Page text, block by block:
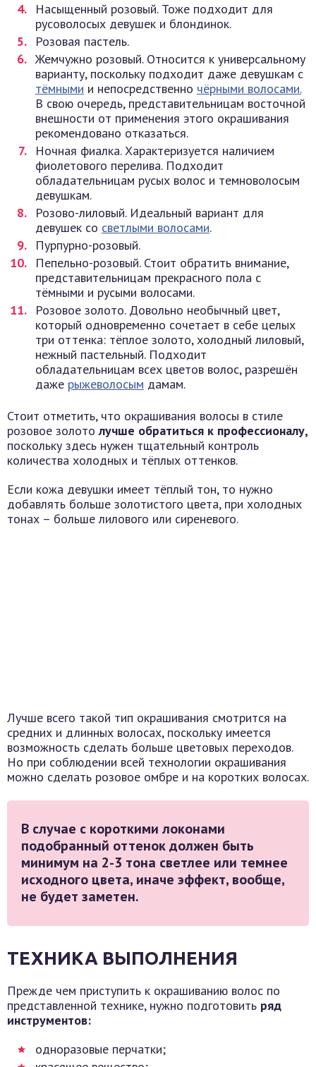
Насыщенный розовый. Тоже подходит для
русоволосых девушек и блондинок.
Розовая пастель.
Жемчужно розовый. Относится к универсальному
варианту, поскольку подходит даже девушкам с
тёмными и непосредственно чёрными волосами.
В свою очередь, представительницам восточной
внешности от применения этого окрашивания
рекомендовано отказаться.
Ночная фиалка. Характеризуется наличием
фиолетового перелива. Подходит
обладательницам русых волос и темноволосым
девушкам.
Розово-лиловый. Идеальный вариант для
девушек со светлыми волосами.
Пурпурно-розовый.
Пепельно-розовый. Стоит обратить внимание,
представительницам прекрасного пола с
тёмными и русыми волосами.
Розовое золото. Довольно необычный цвет,
который одновременно сочетает в себе целых
три оттенка: тёплое золото, холодный лиловый,
нежный пастельный. Подходит
обладательницам всех цветов волос, разрешён
даже рыжеволосым дамам.
Стоит отметить, что окрашивания волосы в стиле
розовое золотолучше обратиться к профессионалу,
поскольку здесь нужен тщательный контроль
количества холодных и тёплых оттенков.
Если кожа девушки имеет тёплый тон, то нужно
добавлять больше золотистого цвета, при холодных
тонах – больше лилового или сиреневого.
Лучше всего такой тип окрашивания смотрится на
средних и длинных волосах, поскольку имеется
возможность сделать больше цветовых переходов.
Но при соблюдении всей технологии окрашивания
можно сделать розовое омбре и на коротких волосах.
В случае с короткими локонами
подобранный оттенок должен быть
минимум на 2-3 тона светлее или темнее
исходного цвета, иначе эффект, вообще,
не будет заметен.
ТЕХНИКА ВЫПОЛНЕНИЯ
Прежде чем приступить к окрашиванию волос по
представленной технике, нужно подготовить ряд
инструментов:
одноразовые перчатки;